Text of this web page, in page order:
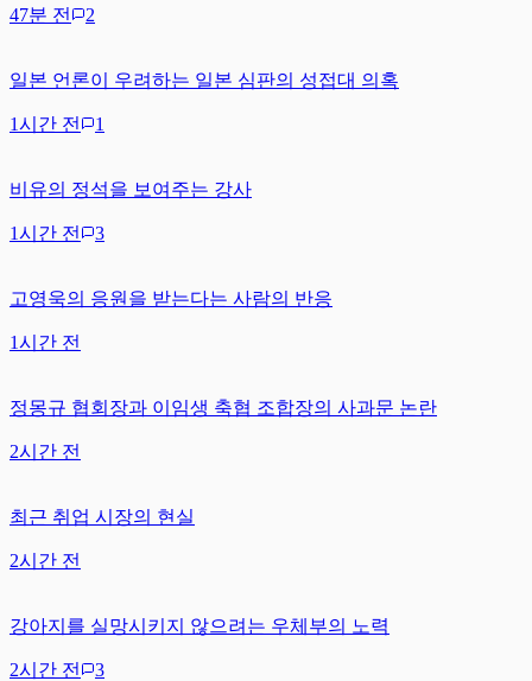
47분 전 2
일본 언론이 우려하는 일본 심판의 성접대 의혹
1시간 전 1
비유의 정석을 보여주는 강사
1시간 전 3
고영욱의 응원을 받는다는 사람의 반응
1시간 전
정몽규 협회장과 이임생 축협 조합장의 사과문 논란
2시간 전
최근 취업 시장의 현실
2시간 전
강아지를 실망시키지 않으려는 우체부의 노력
2시간 전 3